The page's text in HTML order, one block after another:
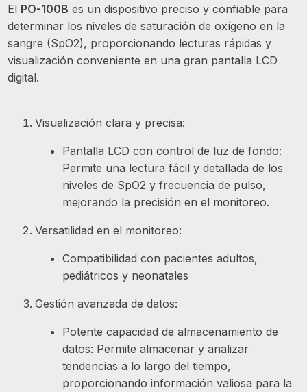
El PO-100B es un dispositivo preciso y confiable para
determinar los niveles de saturación de oxígeno en la
sangre (SpO2), proporcionando lecturas rápidas y
visualización conveniente en una gran pantalla LCD
digital.
Visualización clara y precisa:
Pantalla LCD con control de luz de fondo:
Permite una lectura fácil y detallada de los
niveles de SpO2 y frecuencia de pulso,
mejorando la precisión en el monitoreo.
Versatilidad en el monitoreo:
Compatibilidad con pacientes adultos,
pediátricos y neonatales
Gestión avanzada de datos:
Potente capacidad de almacenamiento de
datos: Permite almacenar y analizar
tendencias a lo largo del tiempo,
proporcionando información valiosa para la